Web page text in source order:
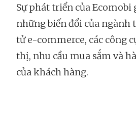
Sự phát triển của Ecomobi
những biến đổi của ngành
tử e-commerce, các công
thị, nhu cầu mua sắm và
của khách hàng.